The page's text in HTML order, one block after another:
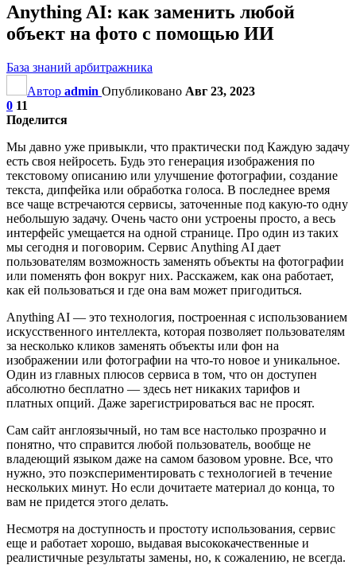
Anything AI: как заменить любой
объект на фото с помощью ИИ
База знаний арбитражника
Автор admin Опубликовано Авг 23, 2023
0 11
Поделится
Мы давно уже привыкли, что практически под Каждую задачу
есть своя нейросеть. Будь это генерация изображения по
текстовому описанию или улучшение фотографии, создание
текста, дипфейка или обработка голоса. В последнее время
все чаще встречаются сервисы, заточенные под какую-то одну
небольшую задачу. Очень часто они устроены просто, а весь
интерфейс умещается на одной странице. Про один из таких
мы сегодня и поговорим. Сервис Anything AI дает
пользователям возможность заменять объекты на фотографии
или поменять фон вокруг них. Расскажем, как она работает,
как ей пользоваться и где она вам может пригодиться.
Anything AI — это технология, построенная с использованием
искусственного интеллекта, которая позволяет пользователям
за несколько кликов заменять объекты или фон на
изображении или фотографии на что-то новое и уникальное.
Один из главных плюсов сервиса в том, что он доступен
абсолютно бесплатно — здесь нет никаких тарифов и
платных опций. Даже зарегистрироваться вас не просят.
Сам сайт англоязычный, но там все настолько прозрачно и
понятно, что справится любой пользователь, вообще не
владеющий языком даже на самом базовом уровне. Все, что
нужно, это поэкспериментировать с технологией в течение
нескольких минут. Но если дочитаете материал до конца, то
вам не придется этого делать.
Несмотря на доступность и простоту использования, сервис
еще и работает хорошо, выдавая высококачественные и
реалистичные результаты замены, но, к сожалению, не всегда.